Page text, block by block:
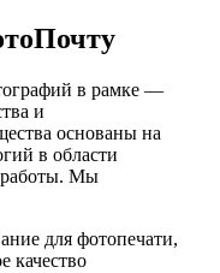
в рамке —
и
основаны на
в области
работы. Мы
для фотопечати,
качество